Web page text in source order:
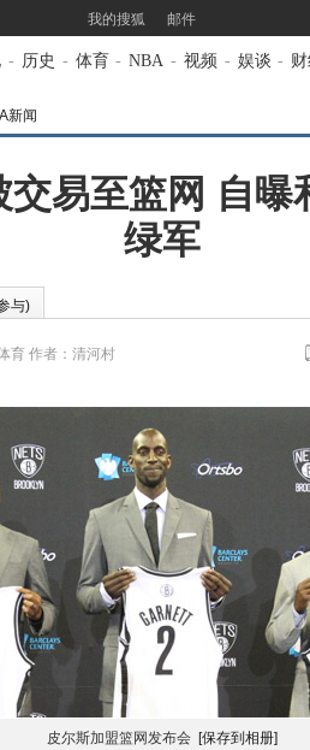
我的搜狐 邮件
- 历史 - 体育 - NBA - 视频 - 娱谈 -
新闻
交易至篮网 自曝
绿军
与)
育 作者：清河村
皮尔斯加盟篮网发布会 [保存到相册]